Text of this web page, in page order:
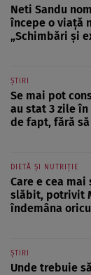
Neti Sandu
începe o viață
„Schimbări și
ȘTIRI
Se mai pot
au stat 3 zile
de fapt, fără să
DIETĂ ȘI NUTRIȚIE
Care e cea
slăbit, potrivit
îndemâna
ȘTIRI
Unde trebuie